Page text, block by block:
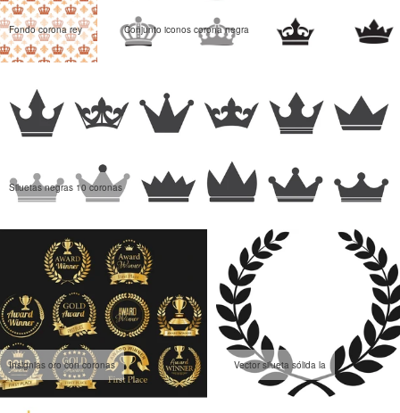
Fondo corona rey Conjunto iconos corona negra
Siluetas negras 10 coronas
Insignias oro con coronas Vector silueta sólida la